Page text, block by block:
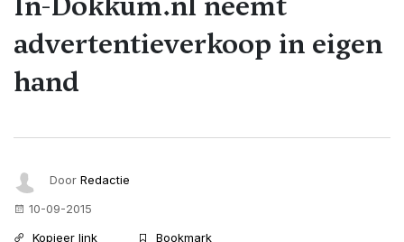
advertentieverkoop in eigen
hand
Door Redactie
10-09-2015
Kopieer link
Bookmark